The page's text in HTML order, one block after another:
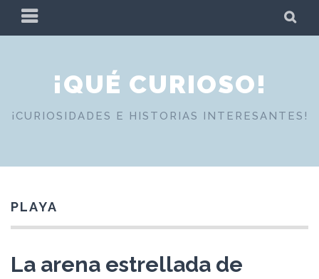
PRIMARY
MENU
¡QUÉ CURIOSO!
¡CURIOSIDADES E HISTORIAS INTERESANTES!
PLAYA
La arena estrellada de